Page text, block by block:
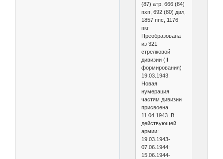
(87) атр, 666 (84)
пхп, 692 (80) двл,
1857 ппс, 1176
пкг
Преобразована
из 321
стрелковой
дивизии (II
формирования)
19.03.1943.
Новая
нумерация
частям дивизии
присвоена
11.04.1943. В
действующей
армии:
19.03.1943-
07.06.1944;
15.06.1944-